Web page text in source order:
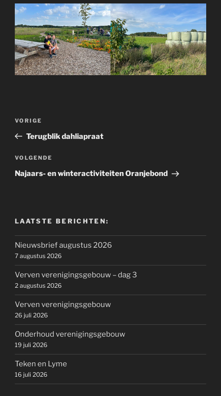
Vorig
bericht
VORIGE
Terugblik dahliapraat
Volgend
bericht
VOLGENDE
Najaars- en winteractiviteiten Oranjebond
LAATSTE BERICHTEN:
Nieuwsbrief augustus 2026
7 augustus 2026
Verven verenigingsgebouw – dag 3
2 augustus 2026
Verven verenigingsgebouw
26 juli 2026
Onderhoud verenigingsgebouw
19 juli 2026
Teken en Lyme
16 juli 2026